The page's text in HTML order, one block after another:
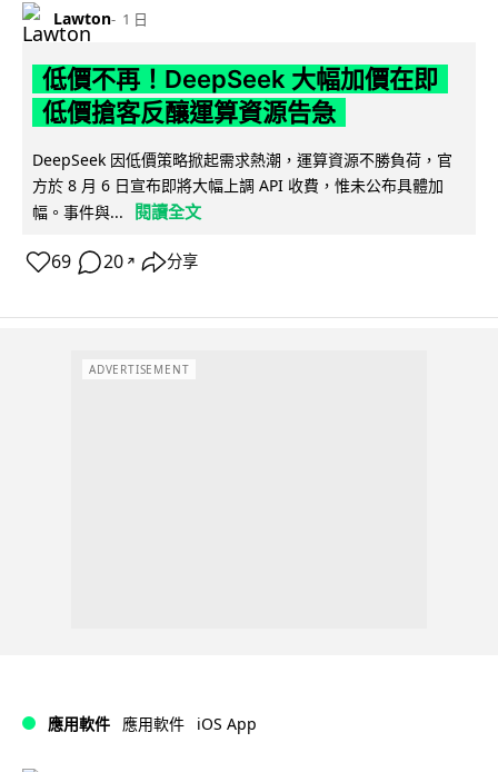
Lawton 1 日
低價不再！DeepSeek 大幅加價在即
低價搶客反釀運算資源告急
DeepSeek 因低價策略掀起需求熱潮，運算資源不勝負荷，官
方於 8 月 6 日宣布即將大幅上調 API 收費，惟未公布具體加
幅。事件與...
閱讀全文
69 20 ↗ 分享
ADVERTISEMENT
應用軟件 應用軟件 iOS App